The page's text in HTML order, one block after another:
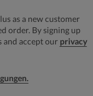
as a new customer
order. By signing up
and accept our privacy